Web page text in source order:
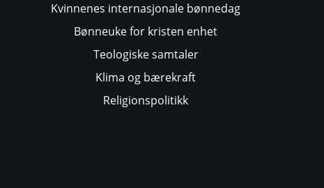
Kvinnenes internasjonale bønnedag
Bønneuke for kristen enhet
Teologiske samtaler
Klima og bærekraft
Religionspolitikk